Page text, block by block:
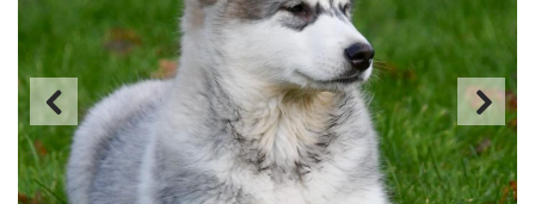
Previous Next